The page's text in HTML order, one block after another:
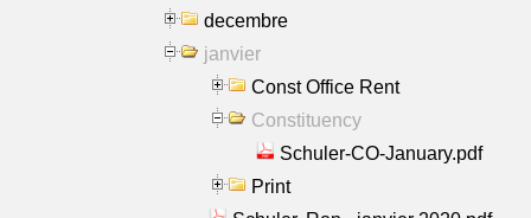
decembre
janvier
Const Office Rent
Constituency
Schuler-CO-January.pdf
Print